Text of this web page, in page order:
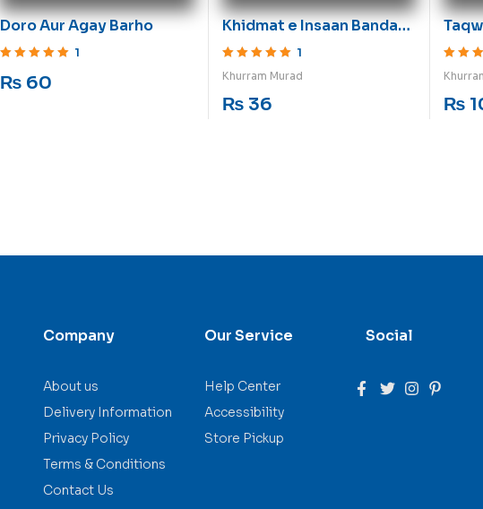
Doro Aur Agay Barho
1
₨ 60
Khidmat e Insaan Bandagi
Rab
1
Khurram Murad
₨ 36
Ki
₨
Company
About us
Delivery Information
Privacy Policy
Terms & Conditions
Contact Us
Our Service
Help Center
Accessibility
Store Pickup
Social